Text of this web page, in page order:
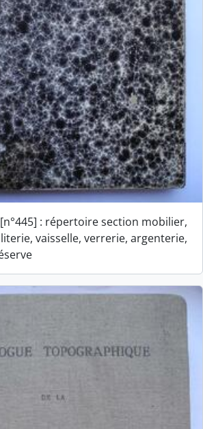
: répertoire section mobilier,
vaisselle, verrerie, argenterie,